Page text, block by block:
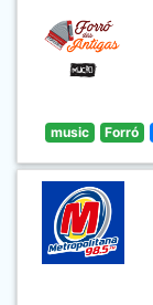
music Forró